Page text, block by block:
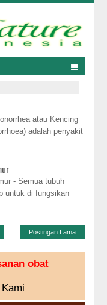
atau Kencing
adalah penyakit
- Semua tubuh
untuk di fungsikan
Postingan Lama
obat